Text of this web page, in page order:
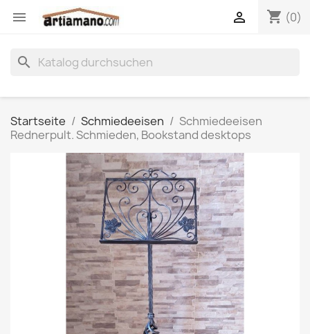
 shopping_cart (0)

search
Startseite Schmiedeeisen
Schmiedeeisen
Rednerpult. Schmieden, Bookstand desktops